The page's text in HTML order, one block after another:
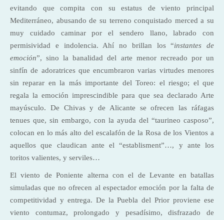
evitando que compita con su estatus de viento principal
Mediterráneo, abusando de su terreno conquistado merced a su
muy cuidado caminar por el sendero llano, labrado con
permisividad e indolencia. Ahí no brillan los “instantes de
emoción”, sino la banalidad del arte menor recreado por un
sinfín de adoratrices que encumbraron varias virtudes menores
sin reparar en la más importante del Toreo: el riesgo; el que
regala la emoción imprescindible para que sea declarado Arte
mayúsculo. De Chivas y de Alicante se ofrecen las ráfagas
tenues que, sin embargo, con la ayuda del “taurineo casposo”,
colocan en lo más alto del escalafón de la Rosa de los Vientos a
aquellos que claudican ante el “establisment”…, y ante los
toritos valientes, y serviles…
El viento de Poniente alterna con el de Levante en batallas
simuladas que no ofrecen al espectador emoción por la falta de
competitividad y entrega. De la Puebla del Prior proviene ese
viento contumaz, prolongado y pesadísimo, disfrazado de